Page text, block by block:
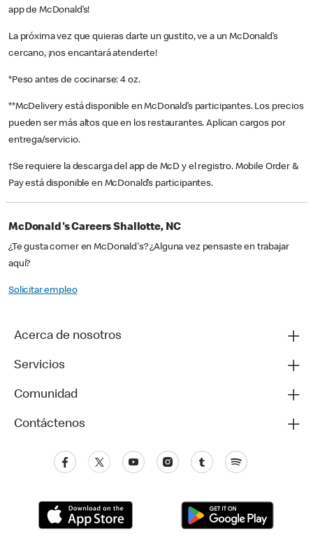
app de McDonald’s!
La próxima vez que quieras darte un gustito, ve a un McDonald’s
cercano, ¡nos encantará atenderte!
*Peso antes de cocinarse: 4 oz.
**McDelivery está disponible en McDonald’s participantes. Los precios
pueden ser más altos que en los restaurantes. Aplican cargos por
entrega/servicio.
†Se requiere la descarga del app de McD y el registro. Mobile Order &
Pay está disponible en McDonald’s participantes.
McDonald's Careers Shallotte, NC
¿Te gusta comer en McDonald's? ¿Alguna vez pensaste en trabajar
aquí?
Solicitar empleo
Acerca de nosotros
Servicios
Comunidad
Contáctenos